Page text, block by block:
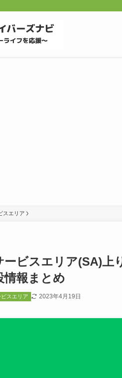
スエリア
ービスエリア(SA)上
情報まとめ
ビスエリア 2023年4月19日